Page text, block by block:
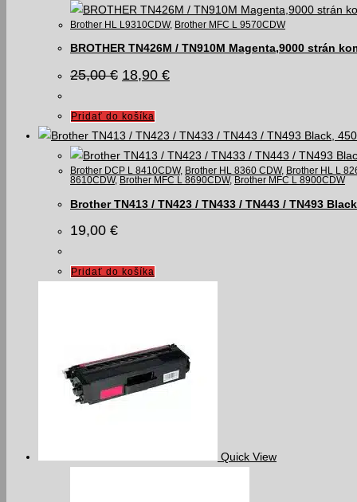
Brother HL L9310CDW, Brother MFC L 9570CDW
BROTHER TN426M / TN910M Magenta,9000 strán
25,00€ Pôvodná
25,00 €.
18,90 €Aktuálna
Pridať do košíka
Brother DCP L 8410CDW, Brother HL 8360 CDW, Brother HL L
8610CDW, Brother MFC L 8690CDW, Brother MFC L 8900CDW
Brother TN413 / TN423 / TN433 / TN443 / TN493
19,00 €
Pridať do košíka
Quick View